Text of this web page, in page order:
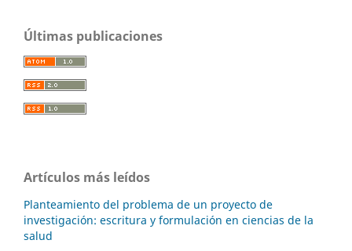
Últimas publicaciones
Artículos más leídos
Planteamiento del problema de un proyecto de
investigación: escritura y formulación en ciencias de la
salud